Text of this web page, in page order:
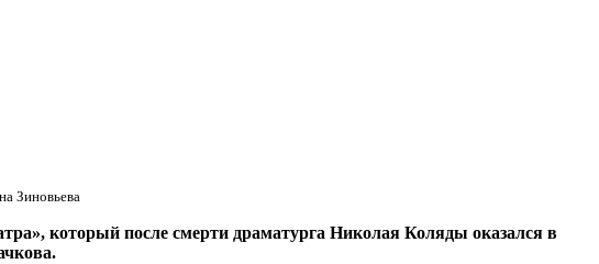
Зиновьева
который после смерти драматурга Николая Коляды оказался в